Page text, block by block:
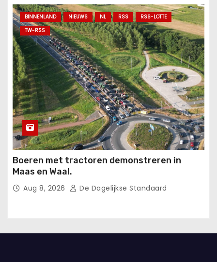
BINNENLAND NIEUWS NL RSS
RSS-LOTTE
TW-RSS
Boeren met tractoren demonstreren in
Maas en Waal.
Aug 8, 2026 De Dagelijkse Standaard